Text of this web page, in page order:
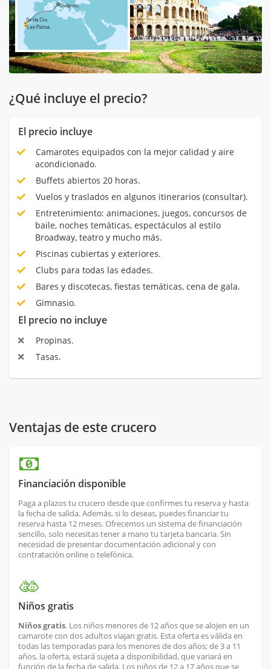
¿Qué incluye el precio?
El precio incluye
Camarotes equipados con la mejor calidad y aire
acondicionado.
Buffets abiertos 20 horas.
Vuelos y traslados en algunos itinerarios (consultar).
Entretenimiento: animaciones, juegos, concursos de
baile, noches temáticas, espectáculos al estilo
Broadway, teatro y mucho más.
Piscinas cubiertas y exteriores.
Clubs para todas las edades.
Bares y discotecas, fiestas temáticas, cena de gala.
Gimnasio.
El precio no incluye
Propinas.
Tasas.
Ventajas de este crucero
Financiación disponible
Paga a plazos tu crucero desde que confirmes tu reserva y hasta
la fecha de salida. Además, si lo deseas, puedes financiar tu
reserva hasta 12 meses. Ofrecemos un sistema de financiación
sencillo, solo necesitas tener a mano tu tarjeta bancaria. Sin
necesidad de presentar documentación adicional y con
contratación online o telefónica.
Niños gratis
Niños gratis. Los niños menores de 12 años que se alojen en un
camarote con dos adultos viajan gratis. Esta oferta es válida en
todas las temporadas para los menores de dos años; de 3 a 11
años, la oferta, estará sujeta a disponibilidad, que variará en
función de la fecha de salida. Los niños de 12 a 17 años que se